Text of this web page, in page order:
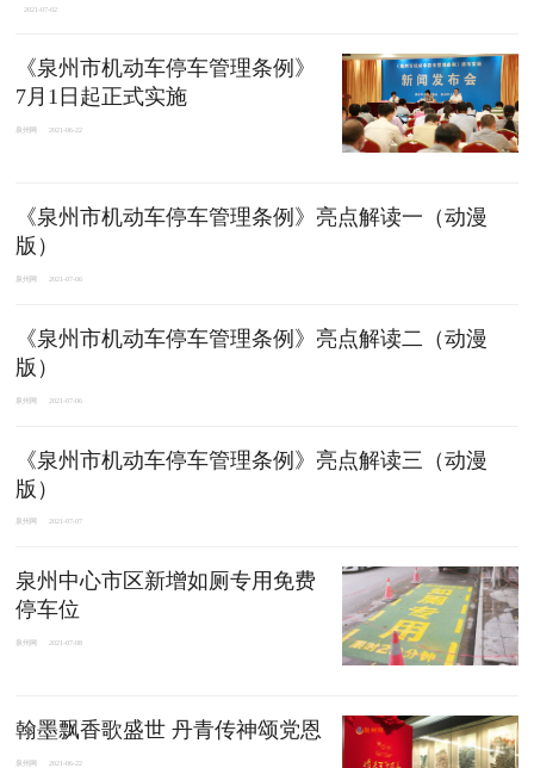
2021-07-02
《泉州市机动车停车管理条例》
7月1日起正式实施
泉州网 2021-06-22
《泉州市机动车停车管理条例》亮点解读一（动漫
版）
泉州网 2021-07-06
《泉州市机动车停车管理条例》亮点解读二（动漫
版）
泉州网 2021-07-06
《泉州市机动车停车管理条例》亮点解读三（动漫
版）
泉州网 2021-07-07
泉州中心市区新增如厕专用免费
停车位
泉州网 2021-07-08
翰墨飘香歌盛世 丹青传神颂党恩
泉州网 2021-06-22